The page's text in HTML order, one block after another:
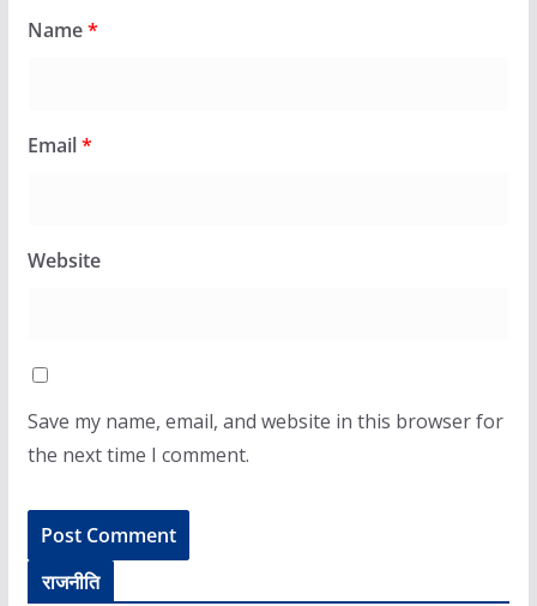
Name*
Email*
Website
Save my name, email, and website in this browser for
the next time I comment.
राजनीति